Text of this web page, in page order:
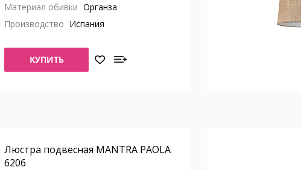
Материал обивки Органза
Производство Испания
КУПИТЬ
Люстра подвесная MANTRA PAOLA
6206